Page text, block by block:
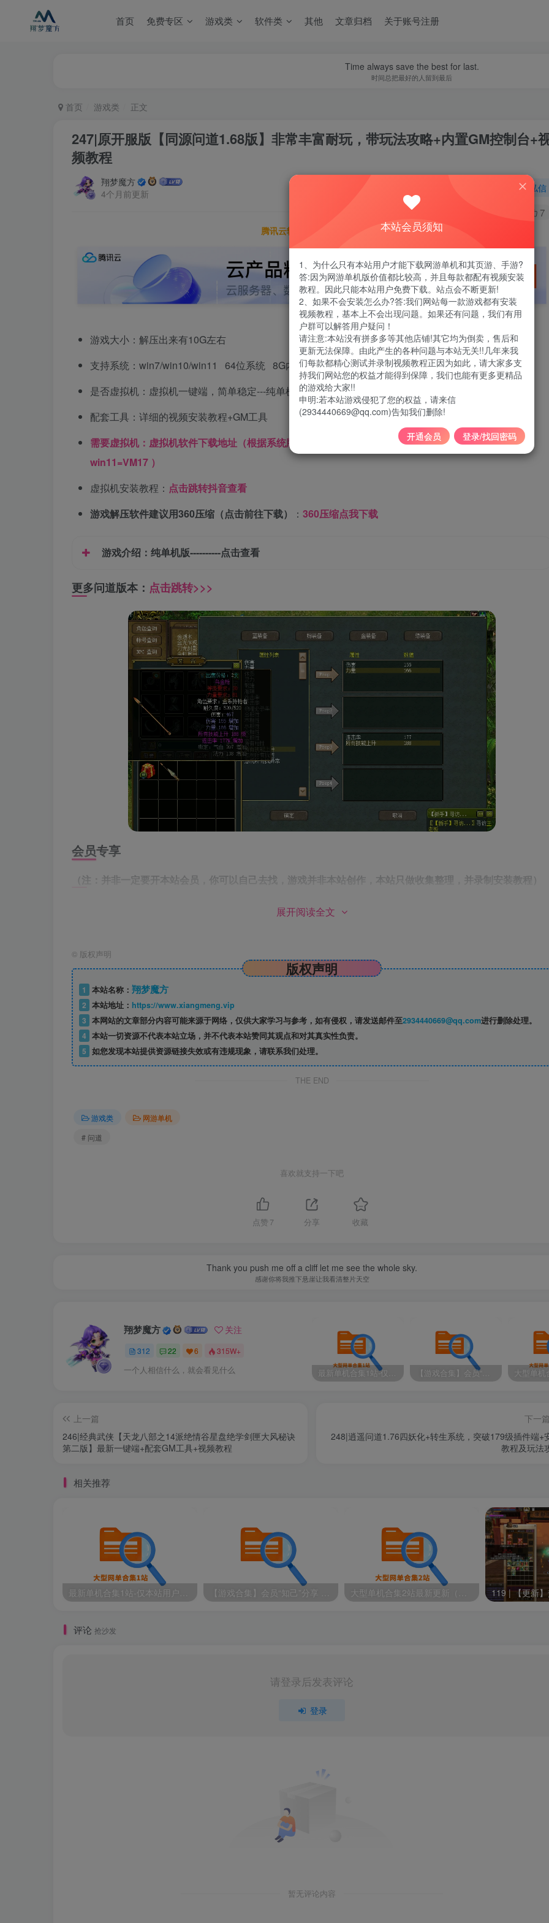
首页 免费专区 游戏类 软件类 其他 文章归档 关于账号注册
Time always save the best for last.
时间总把最好的人留到最后
首页 游戏类 正文
247|原开服版【同源问道1.68版】非常丰富耐玩，带玩法攻略+内置GM控制台+
频教程
翔梦魔方
4个月前更新
私信
7
腾讯云轻量服务器优惠活动链接
游戏大小：解压出来有10G左右
支持系统：win7/win10/win11 64位系统 8G内存以上
是否虚拟机：虚拟机一键端，简单稳定---纯单机
配套工具：详细的视频安装教程+GM工具
需要虚拟机：虚拟机软件下载地址（根据系统版本选择虚拟机版本，win7=VM15，win10=VM16，
win11=VM17 ）
虚拟机安装教程： 点击跳转抖音查看
游戏解压软件建议用360压缩（点击前往下载）
： 360压缩点我下载
游戏介绍： 纯单机版----------点击查看
更多问道版本： 点击跳转>>>
会员专享
（注：并非一定要开本站会员，你可以自己去找，游戏并非本站创作，本站只做收集整理，并录制安装教程）
仅供本站会员可免费下载，请注册并开通本站会员
此处内容已隐藏，黄金会员（年费）可见
请登录后查看特权
©下载资源版权归原作者所有;本站所有资源均来源于网络,仅供学习使用,请支持正版
视频教程（清晰度选高清或者2K）：抖音搜索“贰玖”（抖音号：XM.CULB）点点关注，点点赞
展开阅读全文
© 版权声明
版权声明
1 本站名称： 翔梦魔方
2 本站地址： https://www.xiangmeng.vip
3 本网站的文章部分内容可能来源于网络，仅供大家学习与参考，如有侵权，请发送邮件至2934440669@qq.com进行删除处理。
4 本站一切资源不代表本站立场，并不代表本站赞同其观点和对其真实性负责。
5 如您发现本站提供资源链接失效或有违规现象，请联系我们处理。
THE END
游戏类
网游单机
# 问道
喜欢就支持一下吧
点赞 7 分享 收藏
Thank you push me off a cliff let me see the whole sky.
感谢你将我推下悬崖让我看清整片天空
翔梦魔方 关注
312 22 6 315W+
一个人相信什么，就会看见什么 最新单机合集1站-仅本站用户可下载（直链满速下载） 【游戏合集】会员“知己”分享 1T网游单机大合集 某宝购买收集 带架设教程视频(部分免虚拟机一键端 )
上一篇
246|经典武侠【天龙八部之14派绝情谷星盘绝学剑匣大风秘诀
第二版】最新一键端+配套GM工具+视频教程
下一篇
248|逍遥问道1.76四妖化+转生系统，突破179级插件端+
教程及玩法
相关推荐
评论 抢沙发
请登录后发表评论
登录
暂无评论内容
本站会员须知
1、为什么只有本站用户才能下载网游单机和其页游、手游?
答:因为网游单机版价值都比较高，并且每款都配有视频安装
教程。因此只能本站用户免费下载。站点会不断更新!
2、如果不会安装怎么办?答:我们网站每一款游戏都有安装
视频教程，基本上不会出现问题。如果还有问题，我们有用
户群可以解答用户疑问！
请注意:本站没有拼多多等其他店铺!其它均为倒卖，售后和
更新无法保障。由此产生的各种问题与本站无关!!几年来我
们每款都精心测试并录制视频教程正因为如此，请大家多支
持我们网站您的权益才能得到保障，我们也能有更多更精品
的游戏给大家!!
申明:若本站游戏侵犯了您的权益，请来信
(2934440669@qq.com)告知我们删除!
开通会员 登录/找回密码